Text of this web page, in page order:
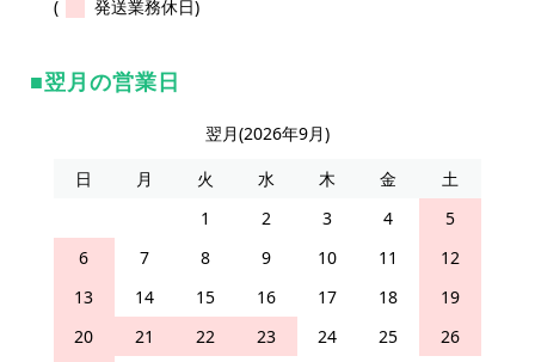
( 発送業務休日)
翌月の営業日
翌月(2026年9月)
日
月 火 水 木 金
土
1
2 3 4
5
6
7 8 9 10 11
12
13
14 15 16 17 18
19
20
21 22 23 24 25
26